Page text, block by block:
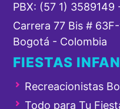
PBX: (57 1) 3589149
Carrera 77 Bis #
Bogotá - Colombia
FIESTAS
Recreacionistas
Todo para Tu